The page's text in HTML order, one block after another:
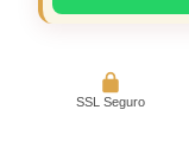
SSL Seguro